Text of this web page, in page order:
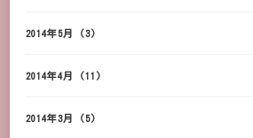
2014年5月 (3)
2014年4月 (11)
2014年3月 (5)